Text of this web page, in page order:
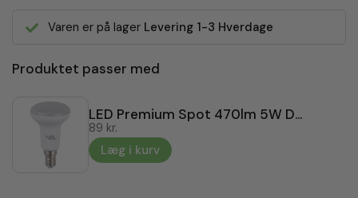
Varen er på lager Levering 1-3 Hverdage
Produktet passer med
LED Premium Spot 470lm 5W Dæmpbar E14
89 kr.
Læg i kurv